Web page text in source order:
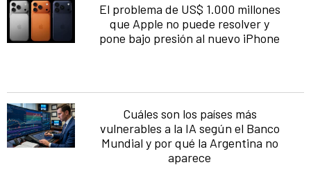
El problema de US$ 1.000 millones
que Apple no puede resolver y
pone bajo presión al nuevo iPhone
Cuáles son los países más
vulnerables a la IA según el Banco
Mundial y por qué la Argentina no
aparece